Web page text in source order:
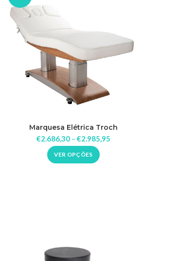
Marquesa Elétrica Troch
€2.686,30 – €2.985,95
VER OPÇÕES